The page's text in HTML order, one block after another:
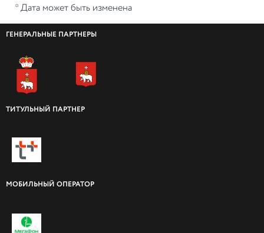
* Дата может быть изменена
ГЕНЕРАЛЬНЫЕ ПАРТНЕРЫ
ТИТУЛЬНЫЙ ПАРТНЕР
МОБИЛЬНЫЙ ОПЕРАТОР